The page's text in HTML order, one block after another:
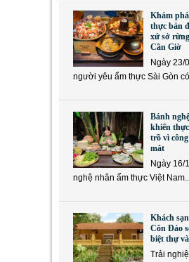
Khám
thực bản
xứ sở
Cần Giờ
Ngày 23/
người yêu ẩm thực Sài Gòn
Bánh
khiến
trồ vì
mắt
Ngày 16/
nghệ nhân ẩm thực Việt
Khách
Côn Đảo
biệt thự
Trải